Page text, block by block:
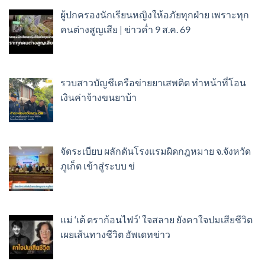
ผู้ปกครองนักเรียนหญิงให้อภัยทุกฝ่าย เพราะทุก
คนต่างสูญเสีย | ข่าวค่ำ 9 ส.ค. 69
รวบสาวบัญชีเครือข่ายยาเสพติด ทำหน้าที่โอน
เงินค่าจ้างขนยาบ้า
จัดระเบียบ ผลักดันโรงแรมผิดกฎหมาย จ.จังหวัด
ภูเก็ต เข้าสู่ระบบ ข่
แม่ ‘เต้ ดราก้อนไฟว์’ ใจสลาย ยังคาใจปมเสียชีวิต
เผยเส้นทางชีวิต อัพเดทข่าว